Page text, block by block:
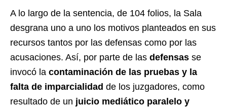
A lo largo de la sentencia, de 104 folios, la Sala
desgrana uno a uno los motivos planteados en sus
recursos tantos por las defensas como por las
acusaciones. Así, por parte de las defensas se
invocó la contaminación de las pruebas y la
falta de imparcialidad de los juzgadores, como
resultado de un juicio mediático paralelo y